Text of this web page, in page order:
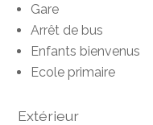
Gare
Arrêt de bus
Enfants bienvenus
Ecole primaire
Extérieur